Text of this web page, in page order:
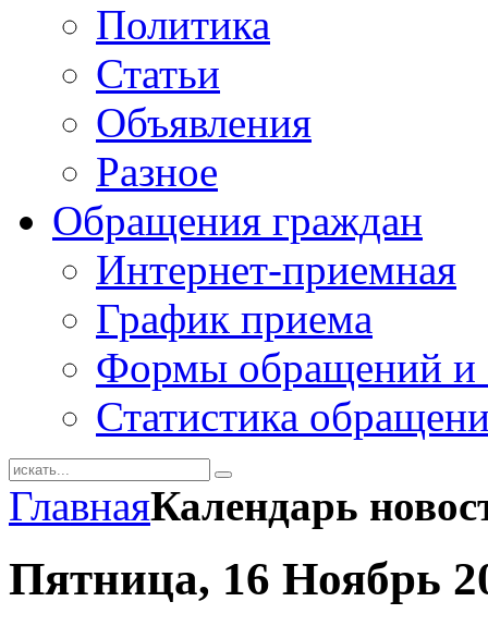
Политика
Статьи
Объявления
Разное
Обращения граждан
Интернет-приемная
График приема
Формы обращений и
Статистика
ГлавнаяКалендарь
Пятница, 16 Ноябрь